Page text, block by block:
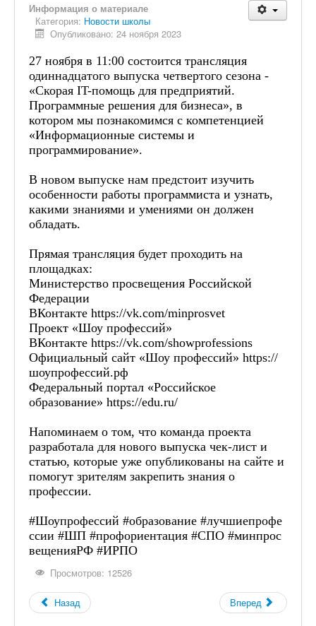
80-летие Победы
Школьная Служба Примирения
Приём в 1 класс
Приём в ОО
Школьный хор
учреждение Самарской области средняя
общеобразовательная школа с.Малая
Малышевка муниципального района Кинельский
Добро пожаловать на
Малышевка. На сайте представлена
Здесь можно найти сведения о
педагогах, об учениках и их
или при личном
Директор школы:
Информация о материале
Категория: Новости школы
Опубликовано: 24 ноября 2023
27 ноября в 11:00 состоится трансляция
одиннадцатого выпуска четвертого сезона -
«Скорая IT-помощь для предприятий.
Программные решения для бизнеса», в
котором мы познакомимся с компетенцией
«Информационные системы и
программирование».
В новом выпуске нам предстоит изучить
особенности работы программиста и узнать,
какими знаниями и умениями он должен
обладать.
Прямая трансляция будет проходить на
площадках:
Министерство просвещения Российской
Федерации
ВКонтакте https://vk.com/minprosvet
Проект «Шоу профессий»
ВКонтакте https://vk.com/showprofessions
Официальный сайт «Шоу профессий» https://
шоупрофессий.рф
Федеральный портал «Российское
образование» https://edu.ru/
Напоминаем о том, что команда проекта
разработала для нового выпуска чек-лист и
статью, которые уже опубликованы на сайте и
помогут зрителям закрепить знания о
профессии.
#Шоупрофессий #образование #лучшиепрофе
ссии #ШП #профориентация #СПО #минпрос
вещенияРФ #ИРПО
Просмотров: 12526
Назад Вперед